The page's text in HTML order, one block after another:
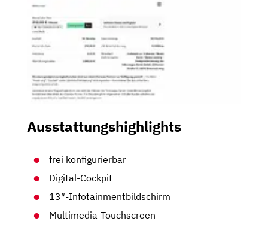
Ausstattungshighlights
frei konfigurierbar
Digital-Cockpit
13″-Infotainmentbildschirm
Multimedia-Touchscreen